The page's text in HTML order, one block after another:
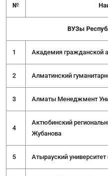
№
ВУЗы
1 Академия гражданской
2 Алматинский
3 Алматы Менеджмент
4
Актюбинский
Жубанова
5 Атырауский